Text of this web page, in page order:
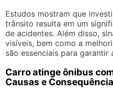
Estudos mostram que
trânsito resulta em um
de acidentes. Além disso,
visíveis, bem como a
são essenciais para garantir
Carro atinge ônibus
Causas e